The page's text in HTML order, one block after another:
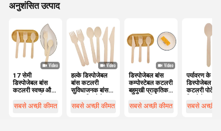
अनुशंसित उत्पाद
17 सेमी
डिस्पोजेबल बांस
कटलरी स्वच्छ और
करने योग्य बांस
सबसे अच्छी कीमत
हल्के डिस्पोजेबल
बांस कटलरी
सुविधाजनक बांस
सबसे अच्छी कीमत
डिस्पोजेबल बांस
कम्पोस्टेबल कटलरी
बहुमुखी प्राकृतिक
सबसे अच्छी कीमत
पर्यावरण के
डिस्पोजेबल बांस
कटलरी पोर्टेबल
टेबलवेयर सेट
सबसे अच्छी